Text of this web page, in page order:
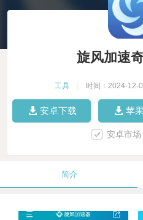
旋风加速
工具 时间：2024-12-
安卓下载 苹
安卓市
简介